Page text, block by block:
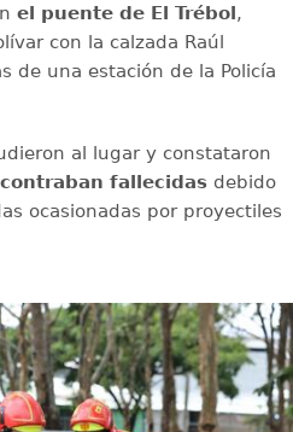
el puente de El Trébol,
con la calzada Raúl
de una estación de la Policía
al lugar y constataron
fallecidasdebido
ocasionadas por proyectiles